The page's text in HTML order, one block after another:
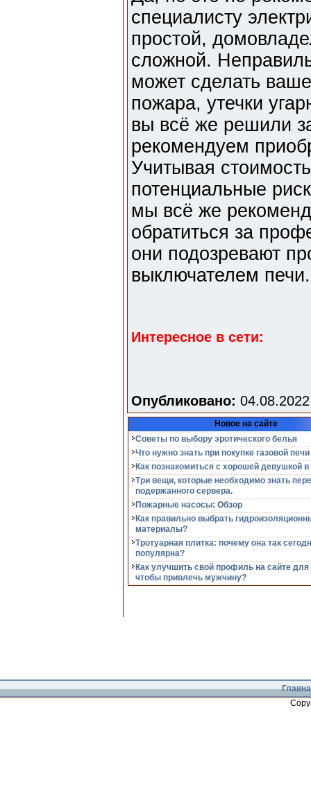
специалисту
простой,
сложной.
может сделать
пожара, утечки
вы всё же решили
рекомендуем
Учитывая
потенциальные
мы всё же
обратиться за
они подозревают
выключателем печи.
Интересное в сети:
Опубликовано:
Новое на сайте
Советы по выбору эротического белья
Что нужно знать при покупке газовой печи
Как познакомиться с хорошей девушкой в
Три вещи, которые необходимо знать
подержанного сервера.
Пожарные насосы: Обзор
Как правильно выбрать
материалы?
Тротуарная плитка: почему она так
популярна?
Как улучшить свой профиль на сайте для
чтобы привлечь мужчину?